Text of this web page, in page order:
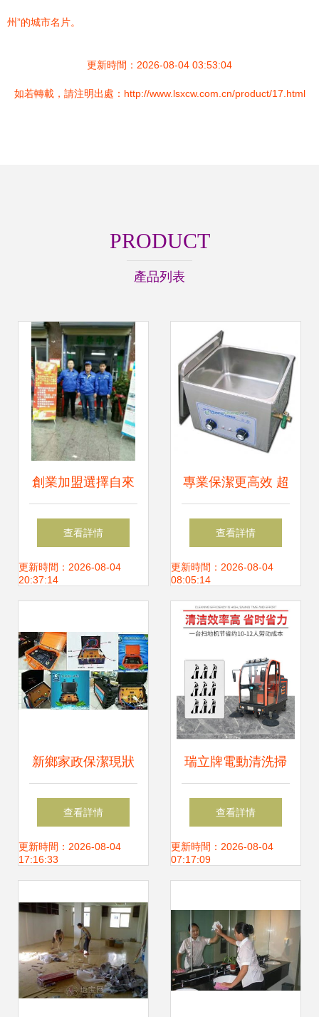
州”的城市名片。
更新時間：2026-08-04 03:53:04
如若轉載，請注明出處：http://www.lsxcw.com.cn/product/17.html
PRODUCT
產品列表
創業加盟選擇自來
水管清洗項目 服務
市場發展的新趨勢
查看詳情
更新時間：2026-08-04
20:37:14
專業保潔更高效 超
聲波清洗機GV-15L
帶來的清潔革命
查看詳情
更新時間：2026-08-04
08:05:14
新鄉家政保潔現狀
分析 增加家電清洗
開辟新賺錢之路
查看詳情
更新時間：2026-08-04
17:16:33
瑞立牌電動清洗掃
地機 專業保潔的得
力助手
查看詳情
更新時間：2026-08-04
07:17:09